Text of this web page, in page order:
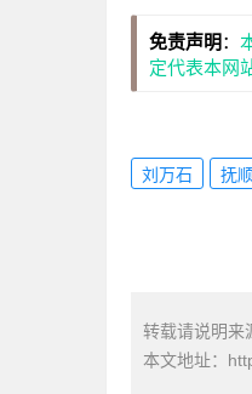
免责声明 ：
定代表本网
刘万石 抚
转载请说明来
本文地址：